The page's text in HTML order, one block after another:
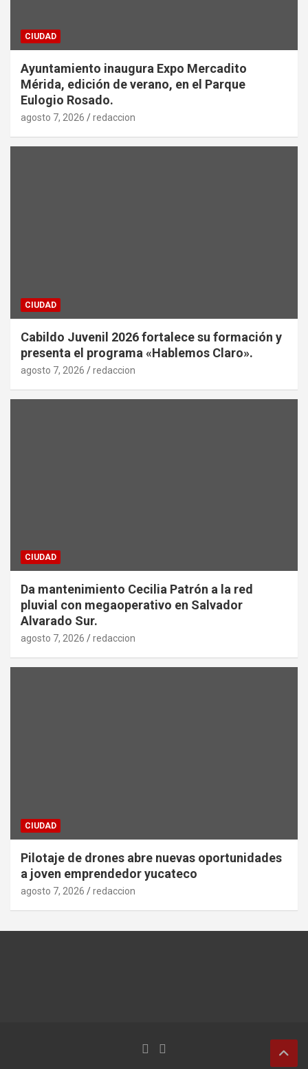
CIUDAD
Ayuntamiento inaugura Expo Mercadito
Mérida, edición de verano, en el Parque
Eulogio Rosado.
agosto 7, 2026 redaccion
CIUDAD
Cabildo Juvenil 2026 fortalece su formación y
presenta el programa «Hablemos Claro».
agosto 7, 2026 redaccion
CIUDAD
Da mantenimiento Cecilia Patrón a la red
pluvial con megaoperativo en Salvador
Alvarado Sur.
agosto 7, 2026 redaccion
CIUDAD
Pilotaje de drones abre nuevas oportunidades
a joven emprendedor yucateco
agosto 7, 2026 redaccion